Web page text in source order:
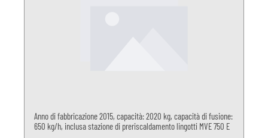
Anno di fabbricazione 2015, capacità: 2020 kg, capacità di fusione:
650 kg/h, inclusa stazione di preriscaldamento lingotti MVE 750 E